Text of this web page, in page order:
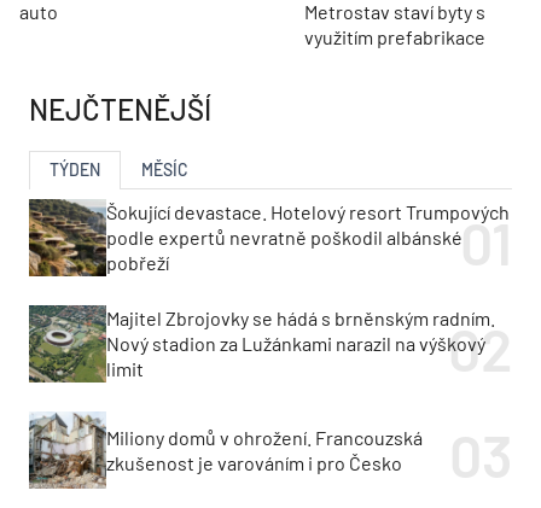
auto
Metrostav staví byty s
využitím prefabrikace
NEJČTENĚJŠÍ
TÝDEN MĚSÍC
Šokující devastace. Hotelový resort Trumpových
podle expertů nevratně poškodil albánské
pobřeží
Majitel Zbrojovky se hádá s brněnským radním.
Nový stadion za Lužánkami narazil na výškový
limit
Miliony domů v ohrožení. Francouzská
zkušenost je varováním i pro Česko